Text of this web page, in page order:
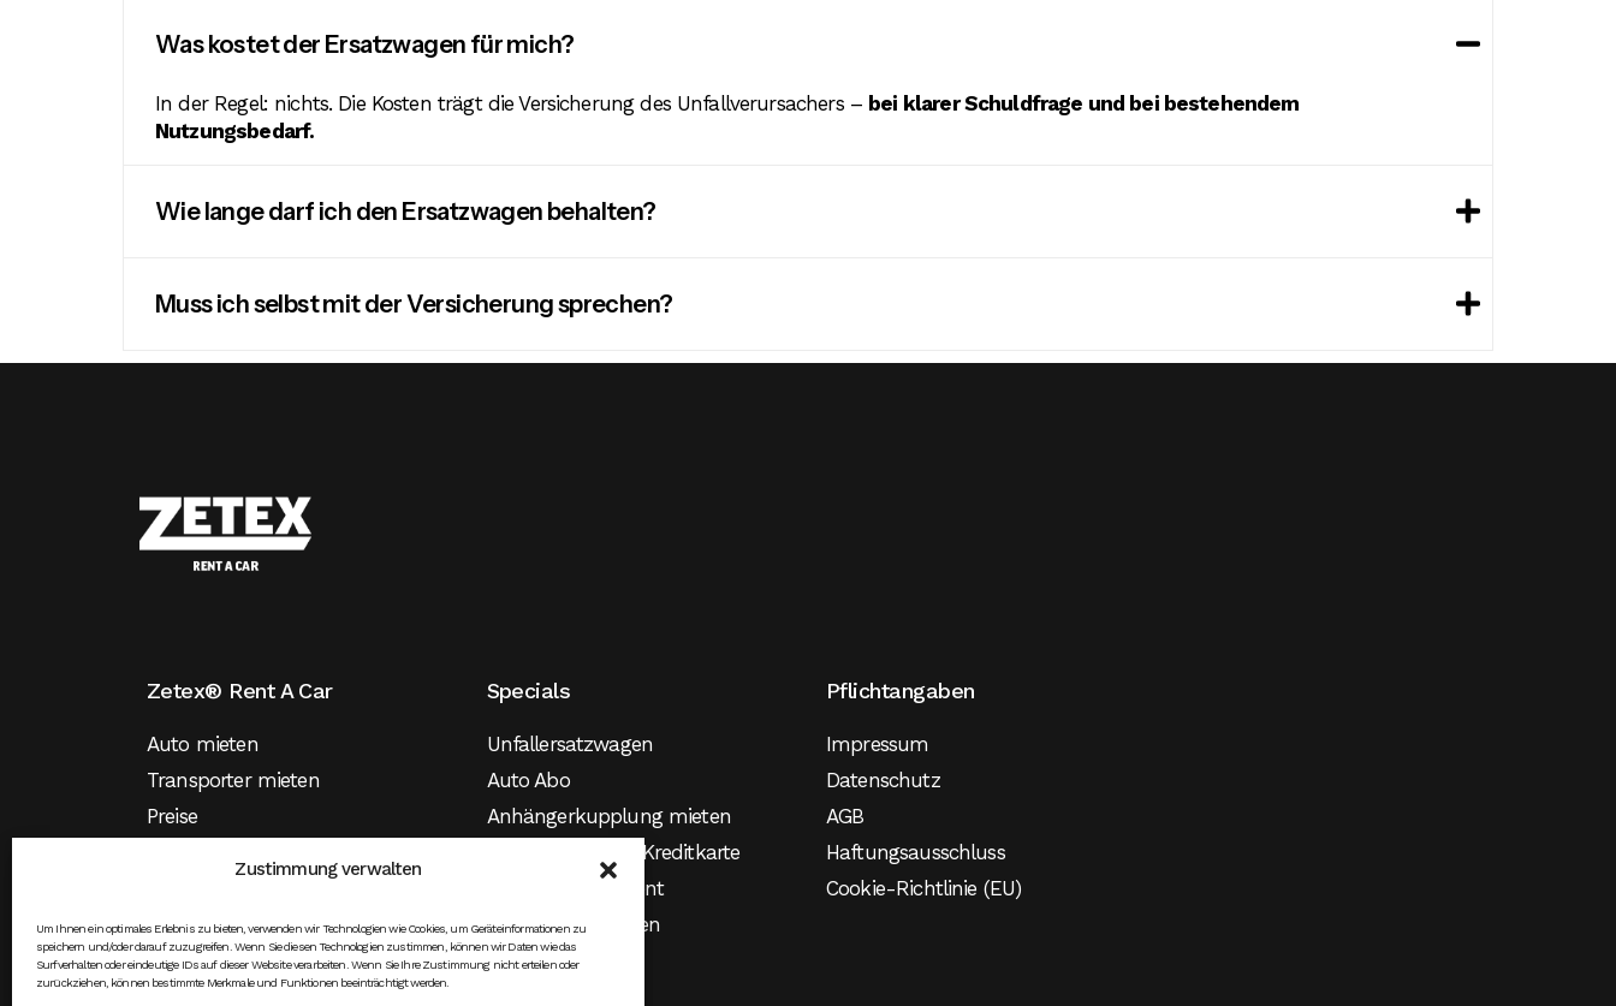
Zustimmung verwalten
Um Ihnen ein optimales Erlebnis zu bieten, verwenden wir Technologien wie Cookies, um Geräteinformationen zu
speichern und/oder darauf zuzugreifen. Wenn Sie diesen Technologien zustimmen, können wir Daten wie das
Surfverhalten oder eindeutige IDs auf dieser Website verarbeiten. Wenn Sie Ihre Zustimmung nicht erteilen oder
zurückziehen, können bestimmte Merkmale und Funktionen beeinträchtigt werden.
Was kostet der Ersatzwagen für mich?
In der Regel: nichts. Die Kosten trägt die Versicherung des Unfallverursachers – bei klarer Schuldfrage und bei bestehendem
Nutzungsbedarf.
Wie lange darf ich den Ersatzwagen behalten?
Muss ich selbst mit der Versicherung sprechen?
Zetex® Rent A Car
Auto mieten
Transporter mieten
Preise
Specials
Unfallersatzwagen
Auto Abo
Anhängerkupplung mieten
Mietwagen ohne Kreditkarte
Mietwagen Student
Elektroauto mieten
Pflichtangaben
Impressum
Datenschutz
AGB
Haftungsausschluss
Cookie-Richtlinie (EU)